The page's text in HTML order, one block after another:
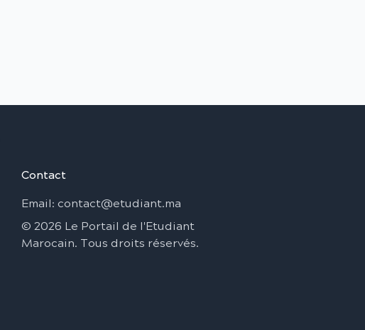
Contact
Email: contact@etudiant.ma
© 2026 Le Portail de l'Etudiant
Marocain. Tous droits réservés.